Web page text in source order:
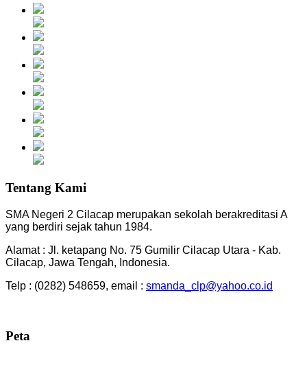
Tentang Kami
SMA Negeri 2 Cilacap merupakan sekolah berakreditasi A
yang berdiri sejak tahun 1984.
Alamat : Jl. ketapang No. 75 Gumilir Cilacap Utara - Kab.
Cilacap, Jawa Tengah, Indonesia.
Telp : (0282) 548659, email : smanda_clp@yahoo.co.id
Peta